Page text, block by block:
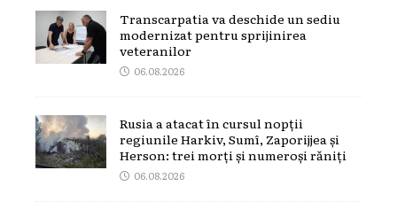
Transcarpatia va deschide un sediu
modernizat pentru sprijinirea
veteranilor
06.08.2026
Rusia a atacat în cursul nopții
regiunile Harkiv, Sumî, Zaporijjea și
Herson: trei morți și numeroși răniți
06.08.2026